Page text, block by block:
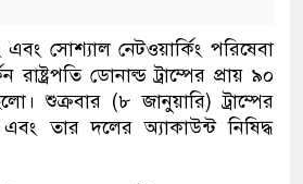
এবং সোশ্যাল নেটওয়ার্কিং পরিষেবা
রাষ্ট্রপতি ডোনাল্ড ট্রাম্পের প্রায় ৯০
শুক্রবার (৮ জানুয়ারি) ট্রাম্পের
এবং তার দলের অ্যাকাউন্ট নিষিদ্ধ